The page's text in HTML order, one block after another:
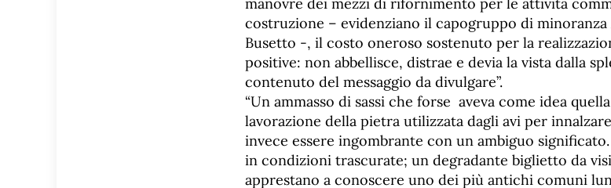
costruzione – evidenziano il capogruppo di minoranza
Busetto -, il costo oneroso sostenuto per la
positive: non abbellisce, distrae e devia la vista dalla
contenuto del messaggio da divulgare”.
“Un ammasso di sassi che forse aveva come idea
lavorazione della pietra utilizzata dagli avi per
invece essere ingombrante con un ambiguo significato.
in condizioni trascurate; un degradante biglietto da
apprestano a conoscere uno dei più antichi comuni